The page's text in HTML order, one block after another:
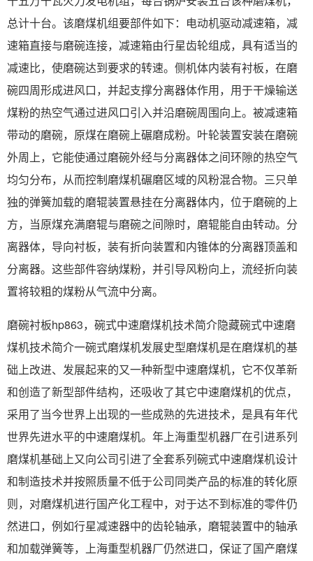
总计十台。该磨煤机组要部件如下：电动机驱动减速箱，减
速箱直接与磨碗连接，减速箱由行星齿轮组成，具有适当的
减速比，使磨碗达到要求的转速。侧机体内装有衬板，在磨
碗四周形成进风口，并起支撑分离器体作用，用于干燥输送
煤粉的热空气通过进风口引入并沿磨碗周围向上。被减速箱
带动的磨碗，原煤在磨碗上碾磨成粉。叶轮装置安装在磨碗
外周上，它能使通过磨碗外经与分离器体之间环隙的热空气
均匀分布，从而控制磨煤机碾磨区域的风粉混合物。三只单
独的弹簧加载的磨辊装置悬挂在分离器体内，位于磨碗的上
方，当原煤充满磨辊与磨碗之间隙时，磨辊能自由转动。分
离器体，导向衬板，装有折向装置和内锥体的分离器顶盖和
分离器。这些部件容纳煤粉，并引导风粉向上，流经折向装
置将较粗的煤粉从气流中分离。
磨碗衬板hp863，碗式中速磨煤机技术简介隐藏碗式中速磨
煤机技术简介一碗式磨煤机发展史型磨煤机是在磨煤机的基
础上改进、发展起来的又一种新型中速磨煤机，它不仅革新
和创造了新型部件结构，还吸收了其它中速磨煤机的优点，
采用了当今世界上出现的一些成熟的先进技术，是具有年代
世界先进水平的中速磨煤机。年上海重型机器厂在引进系列
磨煤机基础上又向公司引进了全套系列碗式中速磨煤机设计
和制造技术并按照质量不低于公司同类产品的标准的转化原
则，对磨煤机进行国产化工程中，对于达不到标准的零件仍
然进口，例如行星减速器中的齿轮轴承，磨辊装置中的轴承
和加载弹簧等，上海重型机器厂仍然进口，保证了国产磨煤